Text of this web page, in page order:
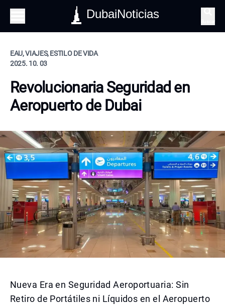
DubaiNoticias
EAU, VIAJES, ESTILO DE VIDA
2025. 10. 03
Revolucionaria Seguridad en
Aeropuerto de Dubai
Nueva Era en Seguridad Aeroportuaria: Sin
Retiro de Portátiles ni Líquidos en el Aeropuerto